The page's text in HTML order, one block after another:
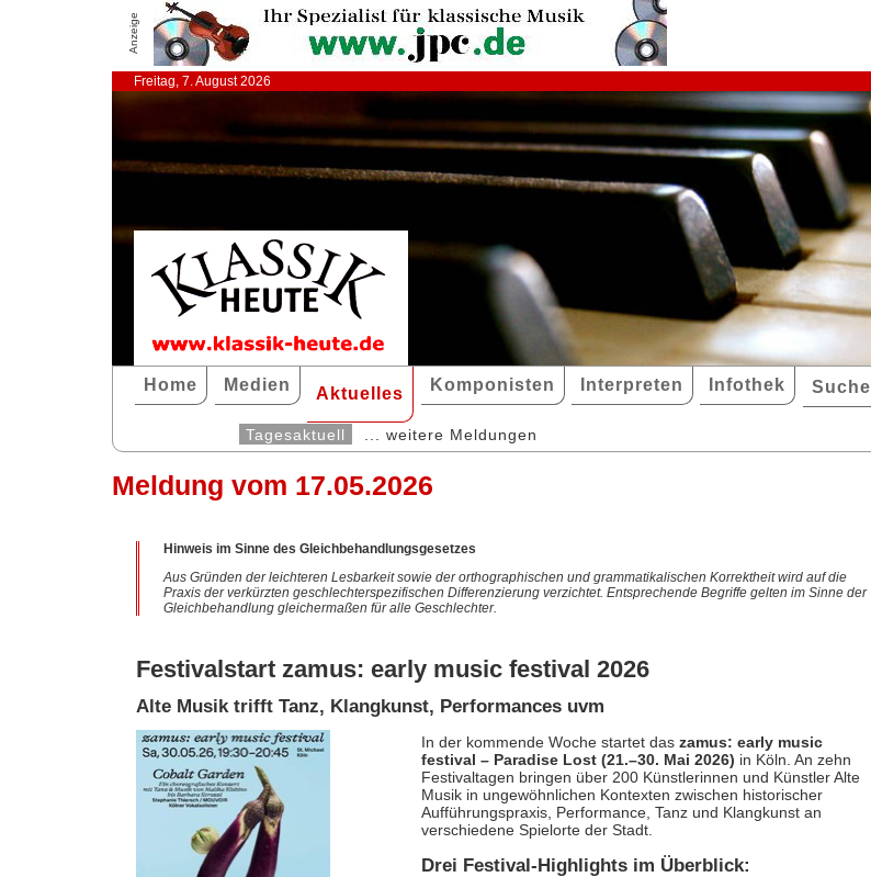
Anzeige
Freitag, 7. August 2026
Home Medien Aktuelles Komponisten Interpreten Infothek Suche
Tagesaktuell ... weitere Meldungen
Meldung vom 17.05.2026
Hinweis im Sinne des Gleichbehandlungsgesetzes
Aus Gründen der leichteren Lesbarkeit sowie der orthographischen und grammatikalischen Korrektheit wird auf die
Praxis der verkürzten geschlechterspezifischen Differenzierung verzichtet. Entsprechende Begriffe gelten im Sinne der
Gleichbehandlung gleichermaßen für alle Geschlechter.
Festivalstart zamus: early music festival 2026
Alte Musik trifft Tanz, Klangkunst, Performances uvm
In der kommende Woche startet das zamus: early music
festival – Paradise Lost (21.–30. Mai 2026) in Köln. An zehn
Festivaltagen bringen über 200 Künstlerinnen und Künstler Alte
Musik in ungewöhnlichen Kontexten zwischen historischer
Aufführungspraxis, Performance, Tanz und Klangkunst an
verschiedene Spielorte der Stadt.
Drei Festival-Highlights im Überblick: